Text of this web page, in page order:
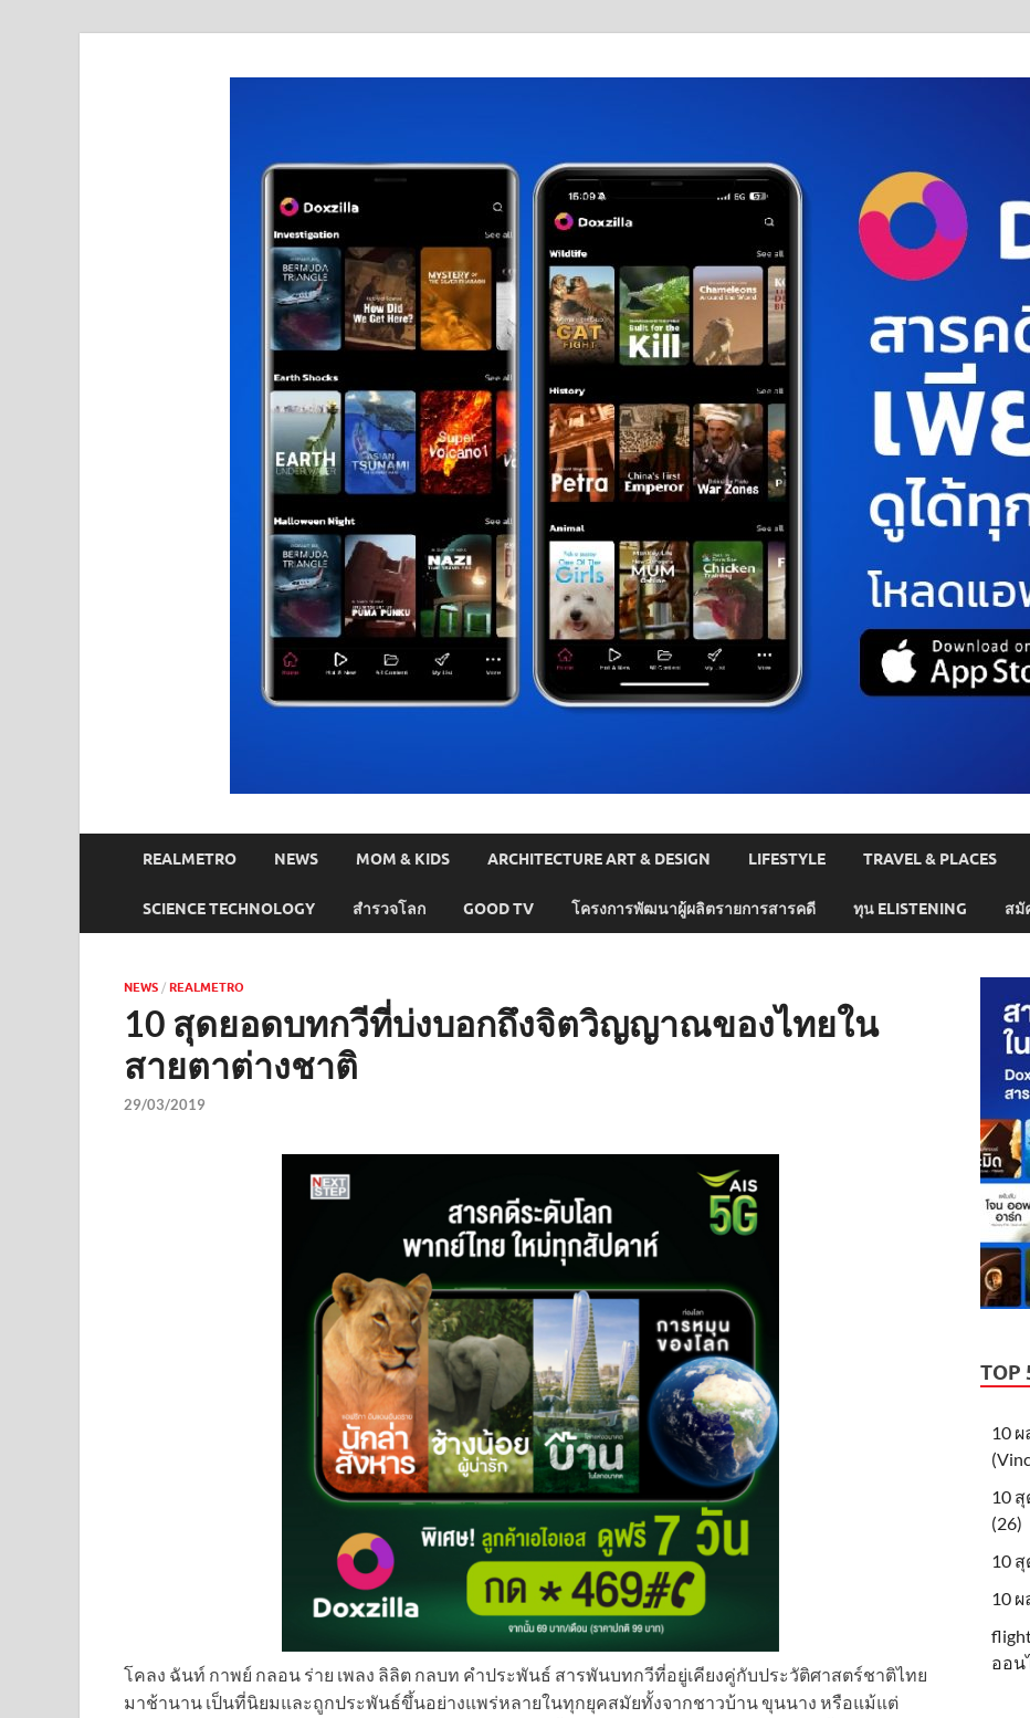
REALMETRO NEWS MOM & KIDS ARCHITECTURE ART & DESIGN LIFESTYLE TRAVEL & PLACES
SCIENCE TECHNOLOGY สำรวจโลก GOOD TV โครงการพัฒนาผู้ผลิตรายการสารคดี ทุน ELISTENING สมั
NEWS / REALMETRO
10 สุดยอดบทกวีที่บ่งบอกถึงจิตวิญญาณของไทยใน
สายตาต่างชาติ
29/03/2019
โคลง ฉันท์ กาพย์ กลอน ร่าย เพลง ลิลิต กลบท คำประพันธ์ สารพันบทกวีที่อยู่เคียงคู่กับประวัติศาสตร์ชาติไทย
มาช้านาน เป็นที่นิยมและถูกประพันธ์ขึ้นอย่างแพร่หลายในทุกยุคสมัยทั้งจากชาวบ้าน ขุนนาง หรือแม้แต่
TOP
10
10
(26)
10
10
ออน